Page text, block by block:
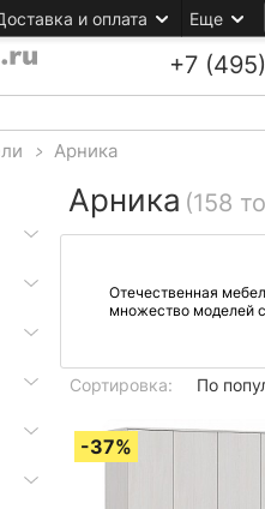
и оплата Еще
+7 (495)
> Арника
Арника (158
Отечественная
множество моделей
Сортировка: По